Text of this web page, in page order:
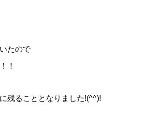
たので
！
残ることとなりました!(^^)!